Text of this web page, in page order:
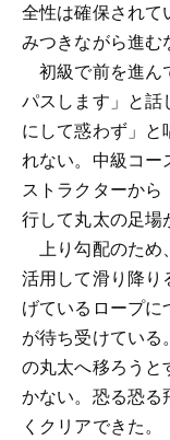
全性は確保され
みつきながら進む
初級で前を進ん
パスします」と
にして惑わず」と
れない。中級コー
ストラクターか
行して丸太の足場
上り勾配のため
活用して滑り降
げているロープ
が待ち受けてい
の丸太へ移ろう
かない。恐る恐
くクリアできた。